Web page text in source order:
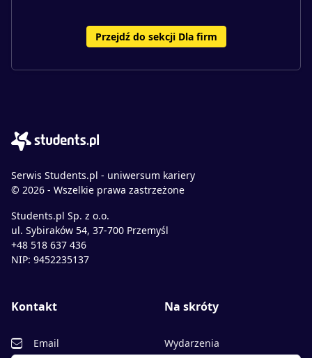
Przejdź do sekcji Dla firm
Serwis Students.pl - uniwersum kariery
© 2026 - Wszelkie prawa zastrzeżone
Students.pl Sp. z o.o.
ul. Sybiraków 54, 37-700 Przemyśl
+48 518 637 436
NIP: 9452235137
Kontakt
Email
Na skróty
Wydarzenia